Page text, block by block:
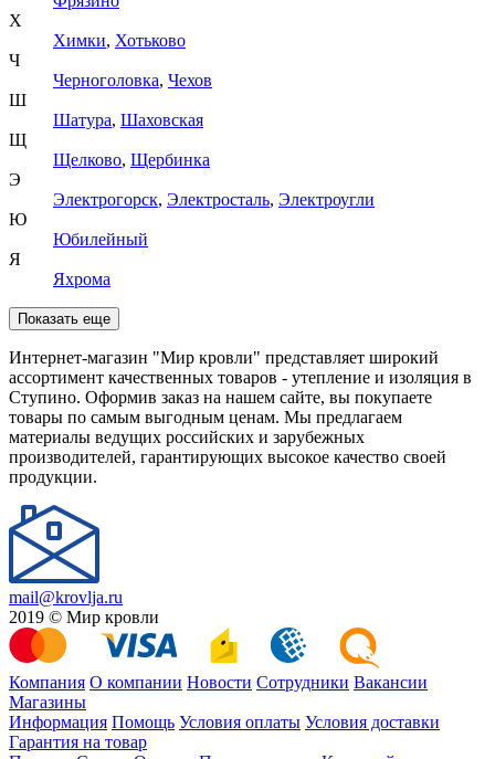
Х
Химки, Хотьково
Ч
Черноголовка, Чехов
Ш
Шатура, Шаховская
Щ
Щелково, Щербинка
Э
Электрогорск, Электросталь, Электроугли
Ю
Юбилейный
Я
Яхрома
Показать еще
Интернет-магазин "Мир кровли" представляет широкий
ассортимент качественных товаров - утепление и изоляция в
Ступино. Оформив заказ на нашем сайте, вы покупаете
товары по самым выгодным ценам. Мы предлагаем
материалы ведущих российских и зарубежных
производителей, гарантирующих высокое качество своей
продукции.
mail@krovlja.ru
2019 © Мир кровли
Компания О компании Новости Сотрудники Вакансии
Магазины
Информация Помощь Условия оплаты Условия доставки
Гарантия на товар